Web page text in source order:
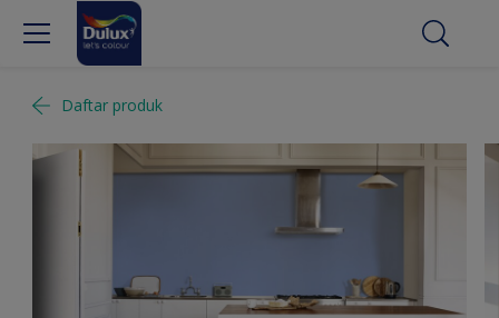
Daftar produk